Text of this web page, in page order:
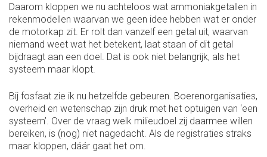
Daarom kloppen we nu achteloos wat ammoniakgetallen in
rekenmodellen waarvan we geen idee hebben wat er onder
de motorkap zit. Er rolt dan vanzelf een getal uit, waarvan
niemand weet wat het betekent, laat staan of dit getal
bijdraagt aan een doel. Dat is ook niet belangrijk, als het
systeem maar klopt.
Bij fosfaat zie ik nu hetzelfde gebeuren. Boerenorganisaties,
overheid en wetenschap zijn druk met het optuigen van ‘een
systeem’. Over de vraag welk milieudoel zij daarmee willen
bereiken, is (nog) niet nagedacht. Als de registraties straks
maar kloppen, dáár gaat het om.